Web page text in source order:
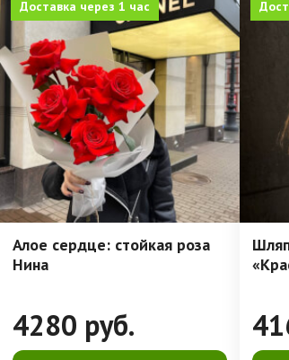
Доставка через 1 час
Алое сердце: стойкая роза
Нина
4280 руб.